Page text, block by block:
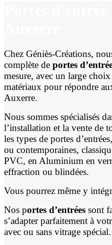
Chez Géniès-Créations,
complète de portes
mesure, avec un large
matériaux pour répondre
Auxerre.
Nous sommes spécialisés
l’installation et la vente de
les types de portes
ou contemporaines,
PVC, en Aluminium en
effraction ou blindées.
Vous pourrez même y
Nos portes d’entrées sont
s’adapter parfaitement à
avec ou sans vitrage spécial.